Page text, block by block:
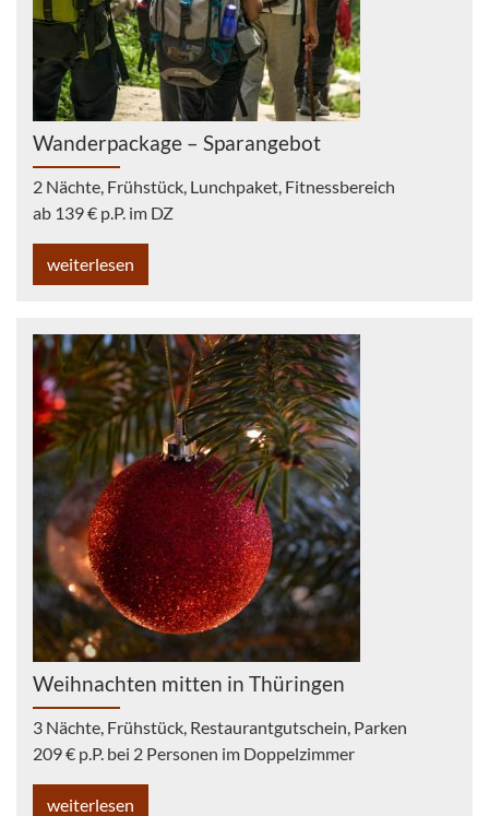
Wanderpackage – Sparangebot
2 Nächte, Frühstück, Lunchpaket, Fitnessbereich
ab 139 € p.P. im DZ
weiterlesen
Weihnachten mitten in Thüringen
3 Nächte, Frühstück, Restaurantgutschein, Parken
209 € p.P. bei 2 Personen im Doppelzimmer
weiterlesen